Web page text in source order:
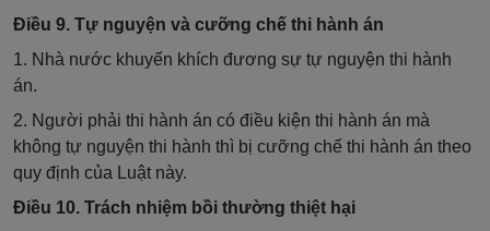
Điều 9. Tự nguyện và cưỡng chế thi hành án
1. Nhà nước khuyến khích đương sự tự nguyện thi hành
án.
2. Người phải thi hành án có điều kiện thi hành án mà
không tự nguyện thi hành thì bị cưỡng chế thi hành án theo
quy định của Luật này.
Điều 10. Trách nhiệm bồi thường thiệt hại